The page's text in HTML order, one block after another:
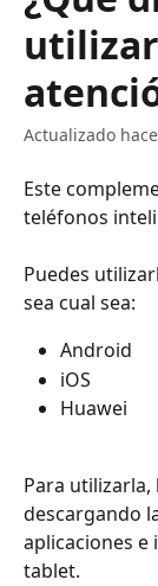
Actualizado
Este
teléfonos
Puedes
sea cual sea:
Android
iOS
Huawei
Para
descargando
aplicaciones
tablet.